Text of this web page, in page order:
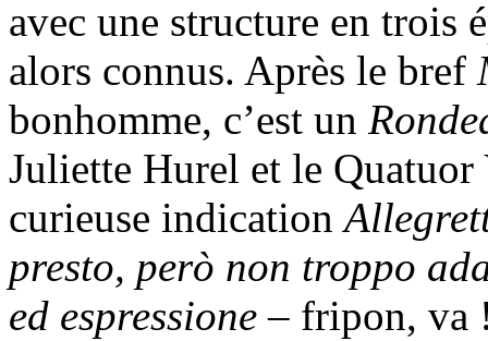
avec une structure en trois
alors connus. Après le bref
bonhomme, c’est un
Juliette Hurel et le Quatuor
curieuse indication
presto, però non troppo
ed espressione– fripon, va